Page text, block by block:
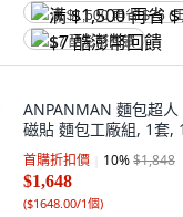
满 $1,500 再省 $75 (
$7 酷澎幣回饋
ANPANMAN 麵包超
磁貼 麵包工廠組, 1套,
首購折扣價 10%$1,848
$1,648
($1648.00/1個)